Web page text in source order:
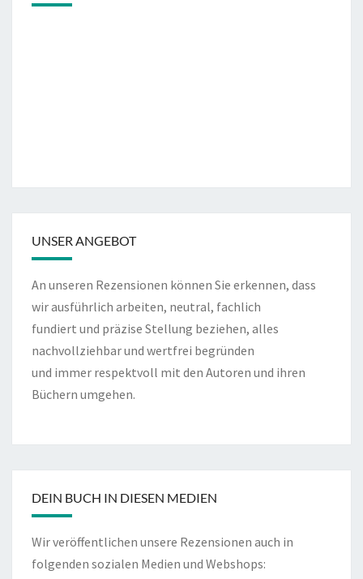
UNSER ANGEBOT
An unseren Rezensionen können Sie erkennen, dass
wir ausführlich arbeiten, neutral, fachlich
fundiert und präzise Stellung beziehen, alles
nachvollziehbar und wertfrei begründen
und immer respektvoll mit den Autoren und ihren
Büchern umgehen.
DEIN BUCH IN DIESEN MEDIEN
Wir veröffentlichen unsere Rezensionen auch in
folgenden sozialen Medien und Webshops: